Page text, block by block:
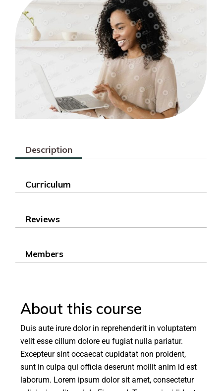
Description
Curriculum
Reviews
Members
About this course
Duis aute irure dolor in reprehenderit in voluptatem
velit esse cillum dolore eu fugiat nulla pariatur.
Excepteur sint occaecat cupidatat non proident,
sunt in culpa qui officia deserunt mollit anim id est
laborum. Lorem ipsum dolor sit amet, consectetur